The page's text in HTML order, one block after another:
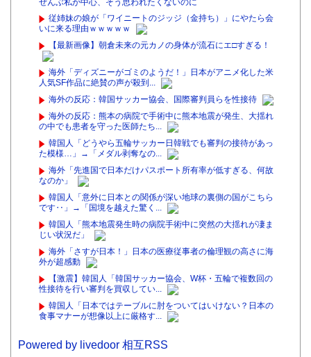
ぜんぶ私が中心、そう思われたくないのに
従姉妹の娘が「ワイニートのジッジ（金持ち）」にやたら会
いに来る理由ｗｗｗｗｗ
【最新画像】朝倉未来の元カノの身体が流石にエ□すぎる！
海外「ディズニーがゴミのようだ！」日本がアニメ化した米
人気SF作品に絶賛の声が殺到...
海外の反応：韓国サッカー協会、国際審判員らを性接待
海外の反応：熊本の病院で手術中に熊本地震が発生、大揺れ
の中でも患者を守った医師たち...
韓国人「どうやら五輪サッカー日韓戦でも審判の接待があっ
た模様…」→「メダル剥奪なの...
海外「先進国で日本だけパスポート所有率が低すぎる、何故
なのか」
韓国人「意外に日本との関係が深い地球の裏側の国がこちら
です‥」→「国境を越えた驚く...
韓国人「熊本地震発生時の病院手術中に突然の大揺れが凄ま
じい状況だ」
海外「さすが日本！」日本の医療従事者の倫理観の高さに海
外が超感動
【激震】韓国人「韓国サッカー協会、W杯・五輪で複数回の
性接待を行い審判を買収してい...
韓国人「日本ではテーブルに肘をついてはいけない？日本の
食事マナーが想像以上に厳格す...
Powered by livedoor 相互RSS